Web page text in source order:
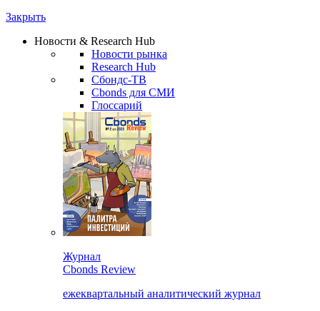
Закрыть
Новости & Research Hub
Новости рынка
Research Hub
Сбондс-ТВ
Cbonds для СМИ
Глоссарий
Журнал
Cbonds Review
ежеквартальный аналитический журнал